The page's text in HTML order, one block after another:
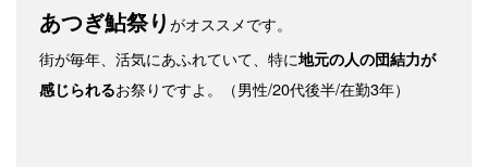
あつぎ鮎祭りがオススメです。
街が毎年、活気にあふれていて、特に地元の人の団結力が
感じられるお祭りですよ。（男性/20代後半/在勤3年）